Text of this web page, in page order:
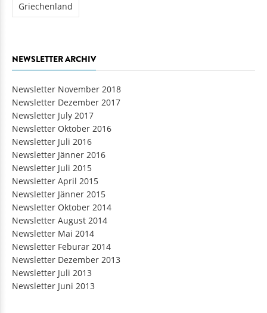
Griechenland
NEWSLETTER ARCHIV
Newsletter November 2018
Newsletter Dezember 2017
Newsletter July 2017
Newsletter Oktober 2016
Newsletter Juli 2016
Newsletter Jänner 2016
Newsletter Juli 2015
Newsletter April 2015
Newsletter Jänner 2015
Newsletter Oktober 2014
Newsletter August 2014
Newsletter Mai 2014
Newsletter Feburar 2014
Newsletter Dezember 2013
Newsletter Juli 2013
Newsletter Juni 2013